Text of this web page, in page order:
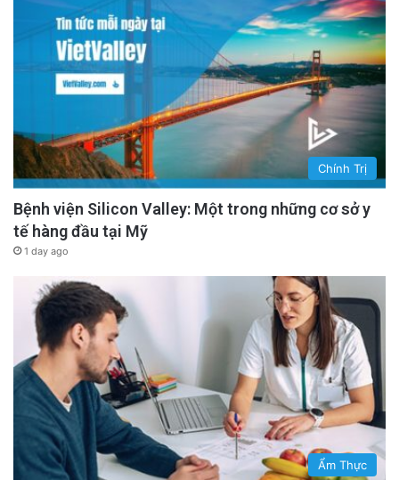
Chính Trị
Bệnh viện Silicon Valley: Một trong những cơ sở y
tế hàng đầu tại Mỹ
1 day ago
Ẩm Thực